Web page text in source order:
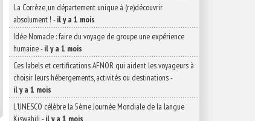
La Corrèze, un département unique à (re)découvrir
absolument ! -il y a 1 mois
Idée Nomade : faire du voyage de groupe une expérience
humaine-il y a 1 mois
Ces labels et certifications AFNOR qui aident les voyageurs à
choisir leurs hébergements, activités ou destinations-
il y a 1 mois
L’UNESCO célèbre la 5ème Journée Mondiale de la langue
Kiswahili -il y a 1 mois